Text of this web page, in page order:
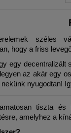
széles
hogy a friss
egy
az akár egy
nyugodtan!
tiszta
amelyhez a